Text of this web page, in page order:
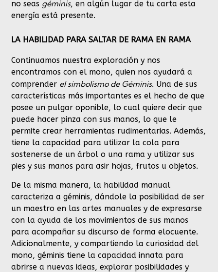
no seas géminis, en algún lugar de tu carta esta
energía está presente.
LA HABILIDAD PARA SALTAR DE RAMA EN RAMA
Continuamos nuestra exploración y nos
encontramos con el mono, quien nos ayudará a
comprender el simbolismo de Géminis. Una de sus
características más importantes es el hecho de que
posee un pulgar oponible, lo cual quiere decir que
puede hacer pinza con sus manos, lo que le
permite crear herramientas rudimentarias. Además,
tiene la capacidad para utilizar la cola para
sostenerse de un árbol o una rama y utilizar sus
pies y sus manos para asir hojas, frutos u objetos.
De la misma manera, la habilidad manual
caracteriza a géminis, dándole la posibilidad de ser
un maestro en las artes manuales y de expresarse
con la ayuda de los movimientos de sus manos
para acompañar su discurso de forma elocuente.
Adicionalmente, y compartiendo la curiosidad del
mono, géminis tiene la capacidad innata para
abrirse a nuevas ideas, explorar posibilidades y